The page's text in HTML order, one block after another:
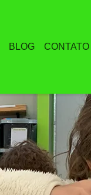
BLOG CONTATO